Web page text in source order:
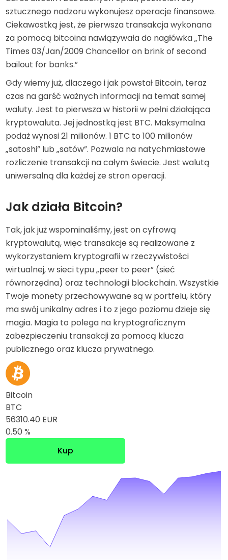
sztucznego nadzoru wykonujesz operacje finansowe.
Ciekawostką jest, że pierwsza transakcja wykonana
za pomocą bitcoina nawiązywała do nagłówka „The
Times 03/Jan/2009 Chancellor on brink of second
bailout for banks.”
Gdy wiemy już, dlaczego i jak powstał Bitcoin, teraz
czas na garść ważnych informacji na temat samej
waluty. Jest to pierwsza w historii w pełni działająca
kryptowaluta. Jej jednostką jest BTC. Maksymalna
podaż wynosi 21 milionów. 1 BTC to 100 milionów
„satoshi” lub „satów”. Pozwala na natychmiastowe
rozliczenie transakcji na całym świecie. Jest walutą
uniwersalną dla każdej ze stron operacji.
Jak działa Bitcoin?
Tak, jak już wspominaliśmy, jest on cyfrową
kryptowalutą, więc transakcje są realizowane z
wykorzystaniem kryptografii w rzeczywistości
wirtualnej, w sieci typu „peer to peer” (sieć
równorzędna) oraz technologii blockchain. Wszystkie
Twoje monety przechowywane są w portfelu, który
ma swój unikalny adres i to z jego poziomu dzieje się
magia. Magia to polega na kryptograficznym
zabezpieczeniu transakcji za pomocą klucza
publicznego oraz klucza prywatnego.
Bitcoin
BTC
56310.40 EUR
0.50 %
Kup